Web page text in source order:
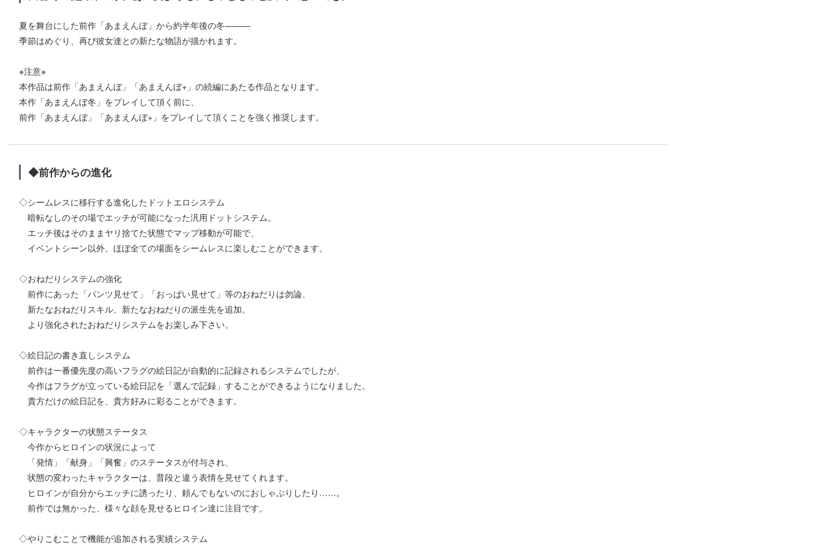
夏を舞台にした前作「あまえんぼ」から約半年後の冬―――
季節はめぐり、再び彼女達との新たな物語が描かれます。
※注意※
本作品は前作「あまえんぼ」「あまえんぼ+」の続編にあたる作品となります。
本作「あまえんぼ冬」をプレイして頂く前に、
前作「あまえんぼ」「あまえんぼ+」をプレイして頂くことを強く推奨します。
◆前作からの進化
◇シームレスに移行する進化したドットエロシステム
暗転なしのその場でエッチが可能になった汎用ドットシステム。
エッチ後はそのままヤリ捨てた状態でマップ移動が可能で、
イベントシーン以外、ほぼ全ての場面をシームレスに楽しむことができます。
◇おねだりシステムの強化
前作にあった「パンツ見せて」「おっぱい見せて」等のおねだりは勿論、
新たなおねだりスキル、新たなおねだりの派生先を追加。
より強化されたおねだりシステムをお楽しみ下さい。
◇絵日記の書き直しシステム
前作は一番優先度の高いフラグの絵日記が自動的に記録されるシステムでしたが、
今作はフラグが立っている絵日記を「選んで記録」することができるようになりました。
貴方だけの絵日記を、貴方好みに彩ることができます。
◇キャラクターの状態ステータス
今作からヒロインの状況によって
「発情」「献身」「興奮」のステータスが付与され、
状態の変わったキャラクターは、普段と違う表情を見せてくれます。
ヒロインが自分からエッチに誘ったり、頼んでもないのにおしゃぶりしたり……。
前作では無かった、様々な顔を見せるヒロイン達に注目です。
◇やりこむことで機能が追加される実績システム